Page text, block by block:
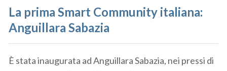
La prima Smart Community italiana:
Anguillara Sabazia
È stata inaugurata ad Anguillara Sabazia, nei pressi di